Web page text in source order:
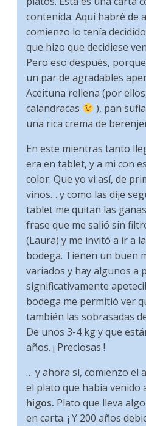
contenida. Aquí habré de
comienzo lo tenía
que hizo que decidiese
Pero eso después,
un par de agradables
Aceituna rellena (por
calandracas
), pan
una rica crema de
En este mientras tanto
era en tablet, y a mi con
color. Que yo vi así, de
vinos… y como las dije
tablet me quitan las
frase que me salió sin
(Laura) y me invitó a ir a
bodega. Tienen un buen
variados y hay algunos a
significativamente
bodega me permitió ver
también las sobrasadas
De unos 3-4 kg y que
años. ¡ Preciosas !
… y ahora sí, comienzo el
el plato que había venido
higos. Plato que lleva
en carta. ¡ Y 200 años